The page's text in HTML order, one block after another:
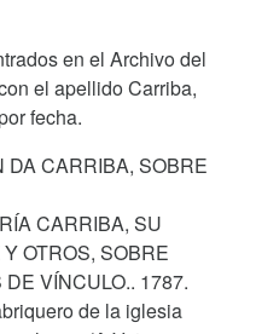
en el Archivo del
el apellido Carriba,
fecha.
DA CARRIBA, SOBRE
CARRIBA, SU
OTROS, SOBRE
VÍNCULO.. 1787.
de la iglesia